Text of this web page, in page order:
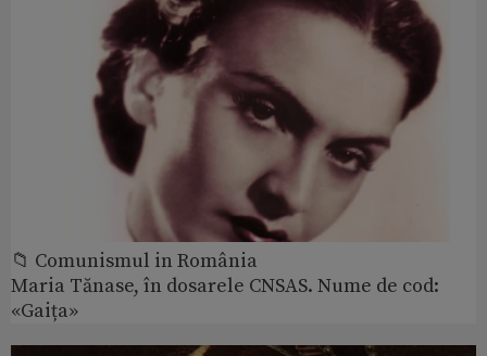
📁 Comunismul in România
Maria Tănase, în dosarele CNSAS. Nume de cod:
«Gaița»